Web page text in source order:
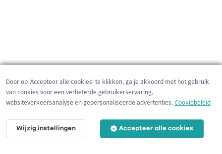
5 km
Door op 'Accepteer alle cookies' te klikken, ga je akkoord met het gebruik
van cookies voor een verbeterde gebruikerservaring,
websiteverkeersanalyse en gepersonaliseerde advertenties.Cookiebeleid
Wijzig instellingen Accepteer alle cookies